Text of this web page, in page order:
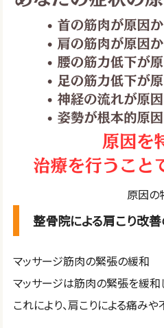
原因の
整骨院による肩こり改
マッサージ筋肉の緊張の緩和
マッサージは筋肉の緊張を緩和
これにより、肩こりによる痛み